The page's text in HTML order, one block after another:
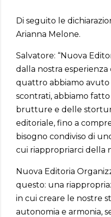
Di seguito le
Arianna Melone.
Salvatore: “Nuova
dalla nostra
quattro abbiamo avuto
scontrati, abbiamo
brutture e delle
editoriale, fino a
bisogno condiviso di
cui riappropriarci della
Nuova Editoria
questo: una
in cui creare le nostre
autonomia e armonia,